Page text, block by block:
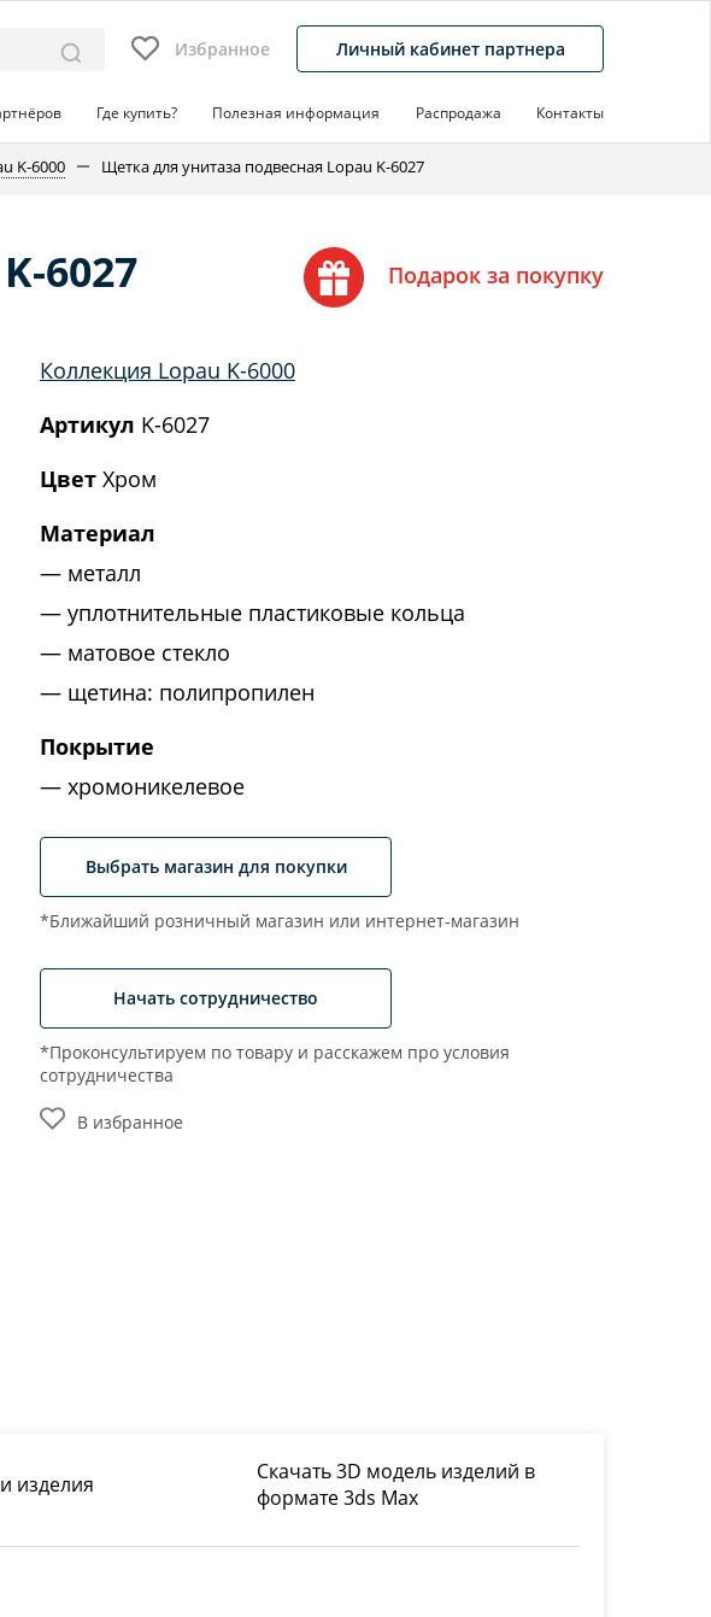
Избранное Личный кабинет партнера
Где купить? Полезная информация Распродажа Контакты
K-6000 Щетка для унитаза подвесная Lopau K-6027
6027 Подарок за покупку
Коллекция Lopau K-6000
Артикул K-6027
Цвет Хром
Материал
металл
уплотнительные пластиковые кольца
матовое стекло
щетина: полипропилен
Покрытие
хромоникелевое
Выбрать магазин для покупки
*Ближайший розничный магазин или интернет-магазин
Начать сотрудничество
*Проконсультируем по товару и расскажем про условия
сотрудничества
В избранное
изделия
Скачать 3D модель изделий в
формате 3ds Max